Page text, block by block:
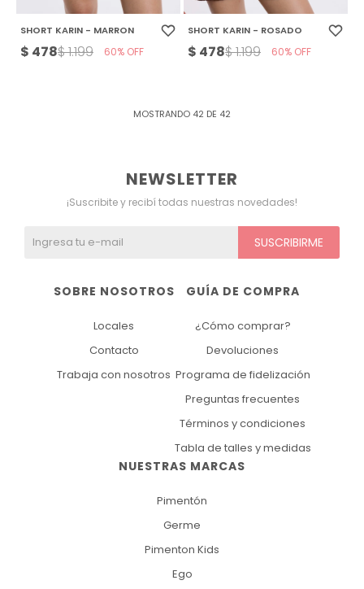
SHORT KARIN - MARRON
$ 478$1.199 60
SHORT KARIN - ROSADO
$ 478$1.199 60
MOSTRANDO 42 DE 42
NUESTRAS MARCAS
Pimentón
Germe
Pimenton Kids
Ego
GUÍA DE COMPRA
¿Cómo comprar?
Devoluciones
Programa de fidelización
Preguntas frecuentes
Términos y condiciones
Tabla de talles y medidas
SOBRE NOSOTROS
Locales
Contacto
Trabaja con nosotros
NEWSLETTER
¡Suscribite y recibí todas nuestras novedades!
SUSCRIBIRME